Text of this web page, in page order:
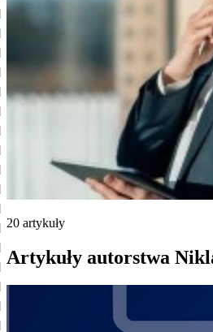
20 artykuły
Artykuły autorstwa